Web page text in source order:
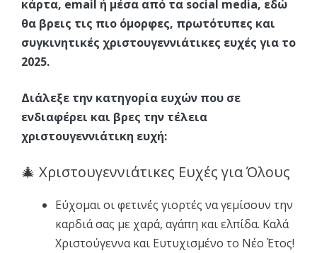
κάρτα, email ή μέσα από τα social media, εδώ
θα βρεις τις πιο όμορφες, πρωτότυπες και
συγκινητικές χριστουγεννιάτικες ευχές για το
2025.
Διάλεξε την κατηγορία ευχών που σε
ενδιαφέρει και βρες την τέλεια
χριστουγεννιάτικη ευχή:
🎄 Χριστουγεννιάτικες Ευχές για Όλους
Εύχομαι οι φετινές γιορτές να γεμίσουν την
καρδιά σας με χαρά, αγάπη και ελπίδα. Καλά
Χριστούγεννα και Ευτυχισμένο το Νέο Έτος!